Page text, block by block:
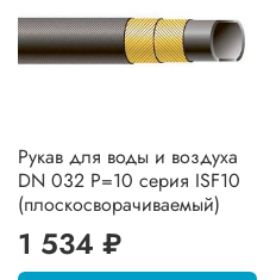
Рукав для воды и воздуха
DN 032 P=10 серия ISF10
(плоскосворачиваемый)
1 534 ₽